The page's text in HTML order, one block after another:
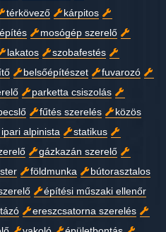
térkövező
kárpitos
mosógép szerelő
lakatos
szobafestés
belsőépítészet
fuvarozó
parketta csiszolás
fűtés szerelés
közös
ipari alpinista
statikus
gázkazán szerelő
földmunka
bútorasztalos
építési műszaki ellenőr
ereszcsatorna szerelés